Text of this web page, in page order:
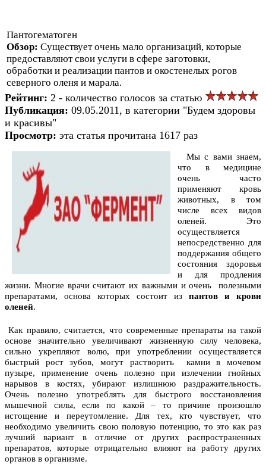
Пантогематоген
Обзор: Существует очень мало организаций, которые
предоставляют свои услуги в сфере заготовки,
обработки и реализации пантов и окостенелых рогов
северного оленя и марала.
Рейтинг: 2 - количество голосов за статью
Публикация: 09.05.2011, в категории "Будем здоровы
и красивы"
Просмотр: эта статья прочитана 1617 раз
Мы с вами знаем,
что в медицине
очень часто
применяют кровь
животных, в том
числе всех видов
оленей. Это
осуществляется
непосредственно для
поддержания общего
состояния здоровья
и для продления
жизни. Многие врачи считают их важными и очень полезными
препаратами, основа которых состоит из пантов и крови
оленей.
Как правило, считается, что современные препараты на такой
основе значительно увеличивают жизненную силу человека,
сильно укрепляют волю, при употреблении осуществляется
быстрый рост зубов, могут растворить камни в мочевом
пузыре, применение очень полезно при излечении гнойных
нарывов в костях, убирают излишнюю раздражительность.
Очень полезно употреблять для быстрого восстановления
мышечной силы, если по какой – то причине произошло
истощение и переутомление. Для тех, кто чувствует, что
необходимо увеличить свою половую потенцию, то это как раз
лучший вариант в отличие от других распространенных
препаратов, которые отрицательно влияют на работу других
органов в организме.